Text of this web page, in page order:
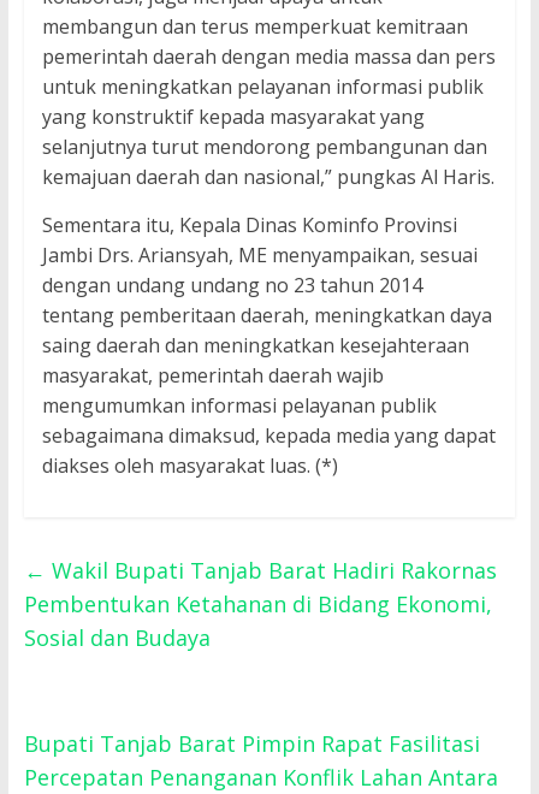
membangun dan terus memperkuat kemitraan
pemerintah daerah dengan media massa dan pers
untuk meningkatkan pelayanan informasi publik
yang konstruktif kepada masyarakat yang
selanjutnya turut mendorong pembangunan dan
kemajuan daerah dan nasional,” pungkas Al Haris.
Sementara itu, Kepala Dinas Kominfo Provinsi
Jambi Drs. Ariansyah, ME menyampaikan, sesuai
dengan undang undang no 23 tahun 2014
tentang pemberitaan daerah, meningkatkan daya
saing daerah dan meningkatkan kesejahteraan
masyarakat, pemerintah daerah wajib
mengumumkan informasi pelayanan publik
sebagaimana dimaksud, kepada media yang dapat
diakses oleh masyarakat luas. (*)
← Wakil Bupati Tanjab Barat Hadiri Rakornas
Pembentukan Ketahanan di Bidang Ekonomi,
Sosial dan Budaya
Bupati Tanjab Barat Pimpin Rapat Fasilitasi
Percepatan Penanganan Konflik Lahan Antara